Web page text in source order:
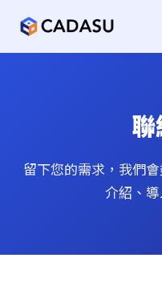
留下您的需求，我們
介紹、